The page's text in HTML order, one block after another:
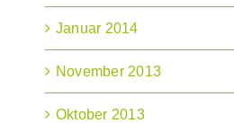
Januar 2014
November 2013
Oktober 2013